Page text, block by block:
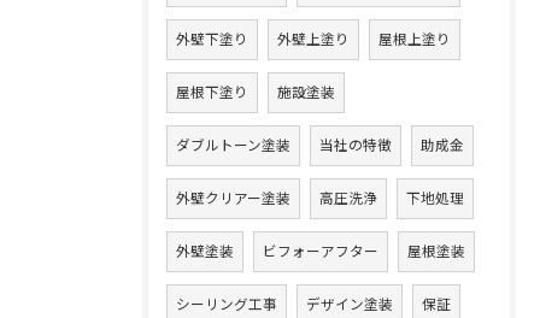
外壁下塗り 外壁上塗り 屋根上塗り
屋根下塗り 施設塗装
ダブルトーン塗装 当社の特徴 助成金
外壁クリアー塗装 高圧洗浄 下地処理
外壁塗装 ビフォーアフター 屋根塗装
シーリング工事 デザイン塗装 保証